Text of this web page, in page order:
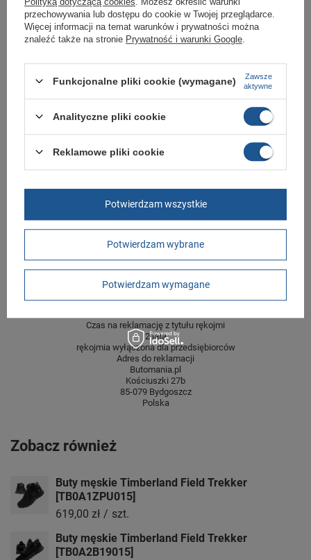
Sklep Butomania.pl to największy wybór obuwia sportowego dla całej
Twojej rodziny.
Kupując w naszym sklepie internetowym masz gwarancję, że towar jest
W ciągu 30 dni możesz dokonać zwrotu bądź wymiany towaru bez
podania przyczyny.
Marka Timberland
Symbol
Kolor brązowy
Materiał zewnętrzny skóra ekologiczna
Zapięcie sznurowane
Płeć męskie
GWARANCJA
Czas na reklamację z tytułu rękojmi
2 lata
rękojmia wyłączona dla przedsiębiorców
Adres do reklamacji
Butomania.pl
Kościuszki 27b
85-079 Bydgoszcz
Polska
Zobacz również
Buty męskie Timberland Field Trekker
[TB0A1ZPU015]
619,00 zł / szt.
Buty męskie Timberland Field Trekker
[TB0A2B19015]
przechowywania lub dostępu do cookie w Twojej przeglądarce.
Więcej informacji na temat warunków i prywatności można
znaleźć także na stronie Prywatność i warunki Google
Funkcjonalne pliki cookie (wymagane)
Zawsze
aktywne
Analityczne pliki cookie
Reklamowe pliki cookie
Potwierdzam wybrane
Potwierdzam wymagane
Potwierdzam wszystkie